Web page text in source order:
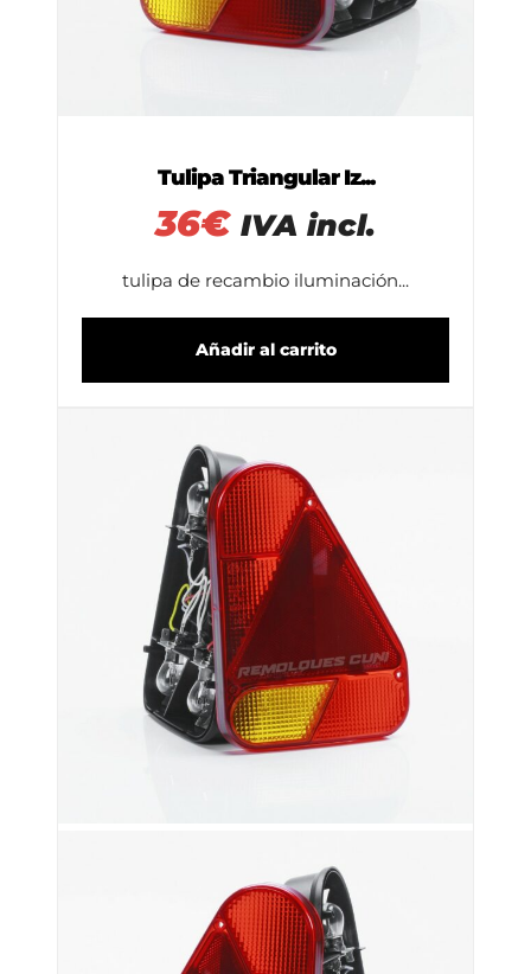
Tulipa Triangular Iz...
36€ IVA incl.
tulipa de recambio iluminación...
Añadir al carrito